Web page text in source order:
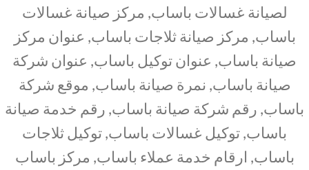
لصيانة غسالات باساب, مركز صيانة غسالات
باساب, مركز صيانة ثلاجات باساب, عنوان مركز
صيانة باساب, عنوان توكيل باساب, عنوان شركة
صيانة باساب, نمرة صيانة باساب, موقع شركة
باساب, رقم شركة صيانة باساب, رقم خدمة صيانة
باساب, توكيل غسالات باساب, توكيل ثلاجات
باساب, ارقام خدمة عملاء باساب, مركز باساب